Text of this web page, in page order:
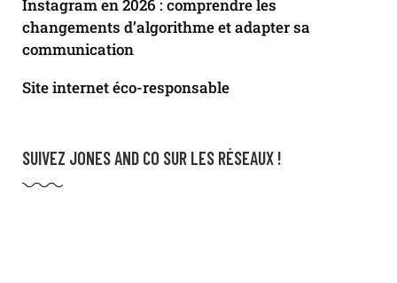
Instagram en 2026 : comprendre les
changements d’algorithme et adapter sa
communication
Site internet éco-responsable
SUIVEZ JONES AND CO SUR LES RÉSEAUX !